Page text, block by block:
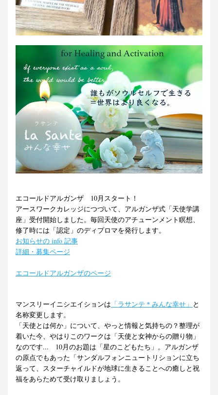
エコールドアルガンザ　10月スタート！
アースワークカレッジにつづいて、アルガンザ式「天使学講
座」受付開始しました。毎回天使のアチューンメント瞑想、
修了時には「認定」のディプロマを発行します。
お知らせの info 記事
詳細・募集ページ
エコールドアルガンザのページ
マンスリーイニシエイションは 「ラサンテ＊みんな幸せ」 と
名称変更します。
「天使とは何か」について、やっと情報と気持ちの？整理が
着いた今、やはりこのワークは「天使と女神からの贈り物」
なのです...　10月のお題は「星のこどもたち」。アルガンザ
の原点でもあった「サンダルフォンニュートリションに立ち
返って、スターチャイルドが地球に生きることへの癒しと祝
福をあらためて受け取りましょう。